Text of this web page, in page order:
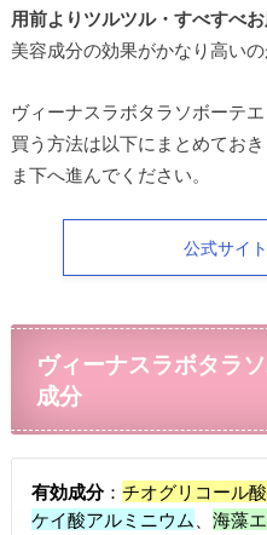
用前よりツルツル・すべすべ
美容成分の効果がかなり高いの
ヴィーナスラボタラソボーテ
買う方法は以下にまとめてお
ま下へ進んでください。
公式サイ
ヴィーナスラボタラ
成分
有効成分：チオグリコール
ケイ酸アルミニウム
、海藻